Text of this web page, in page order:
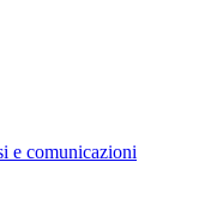
e comunicazioni